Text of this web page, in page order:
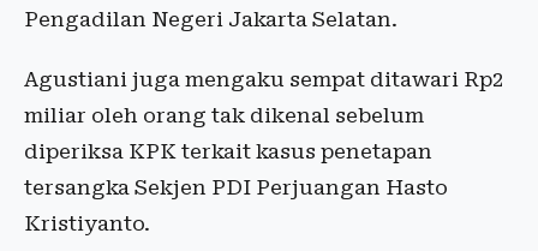
Pengadilan Negeri Jakarta Selatan.
Agustiani juga mengaku sempat ditawari Rp2
miliar oleh orang tak dikenal sebelum
diperiksa KPK terkait kasus penetapan
tersangka Sekjen PDI Perjuangan Hasto
Kristiyanto.